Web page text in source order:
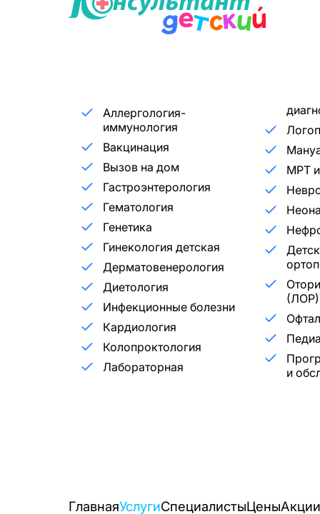
Аллергология-
иммунология
Вакцинация
Вызов на дом
Гастроэнтерология
Гематология
Генетика
Гинекология детская
Дерматовенерология
Диетология
Инфекционные болезни
Кардиология
Колопроктология
Лабораторная
МРТ
(ЛОР)
и
ГлавнаяУслугиСпециалистыЦеныАкции